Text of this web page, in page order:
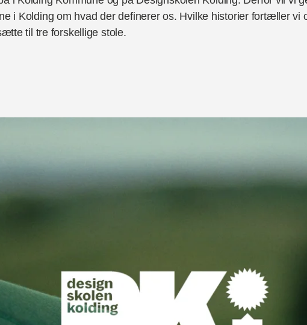
i Kolding om hvad der definerer os. Hvilke historier fortæller vi
til tre forskellige stole.